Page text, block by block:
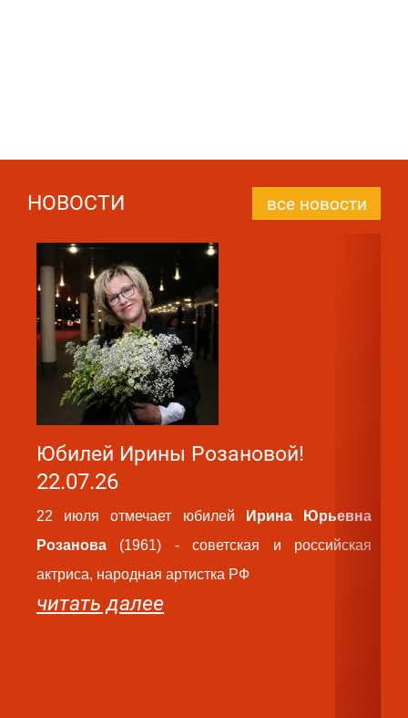
НОВОСТИ все новости
Юбилей Ирины Розановой!
22.07.26
22 июля отмечает юбилей Ирина Юрьевна
Розанова (1961) - советская и российская
актриса, народная артистка РФ
читать далее